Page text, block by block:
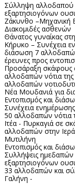
Σύλληψη αλλοδαπού
εξαρτησιογόνων
Ζάκυνθο –Μηχανική
Διακομιδές ασθενών
Θάνατος γυναίκας
Κήρυκο – Συνέχεια
διάσωση 7
έρευνες προς
Προσάραξη σκάφους
αλλοδαπών νότια της
αλλοδαπών
Νέα Μουδανιά για
Εντοπισμός και
Συνέχεια
50 αλλοδαπών νότια
Ιτέα - Πυρκαγιά σε
αλλοδαπών στην
Μυτιλήνη
Εντοπισμός και
Συλλήψεις
εξαρτησιογόνων
33 αλλοδαπών και
Γαλήνη -